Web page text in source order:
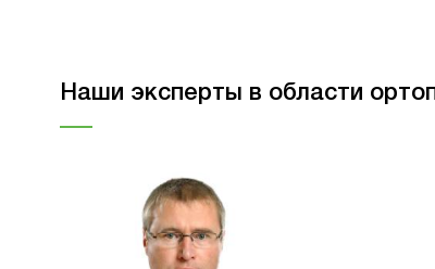
Наши эксперты в области